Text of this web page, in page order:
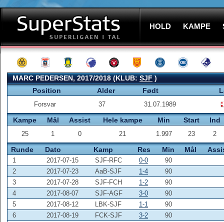
HOLD KAMPE
MARC PEDERSEN, 2017/2018 (KLUB:SJF)
Position
Alder Født
Forsvar 37 31.07.1989
Kampe Mål Assist Hele kampe Min Start Ind
25 1 0 21 1.997 23 2
Runde Dato Kamp Res Min Mål
1 2017-07-15 SJF-RFC 0-0
90
2
2017-07-23 AaB-SJF 1-4
90
3
2017-07-28 SJF-FCH 1-2
90
4
2017-08-07 SJF-AGF 3-0
90
5
2017-08-12 LBK-SJF 1-1
90
6
2017-08-19 FCK-SJF 3-2
90